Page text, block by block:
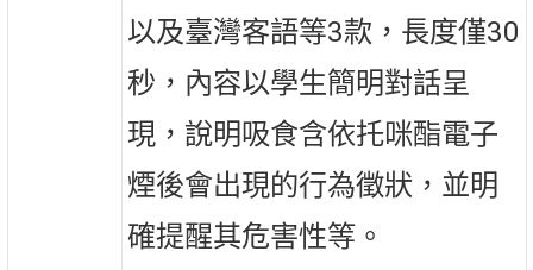
以及臺灣客語等3款，長度僅30
秒，內容以學生簡明對話呈
現，說明吸食含依托咪酯電子
煙後會出現的行為徵狀，並明
確提醒其危害性等。